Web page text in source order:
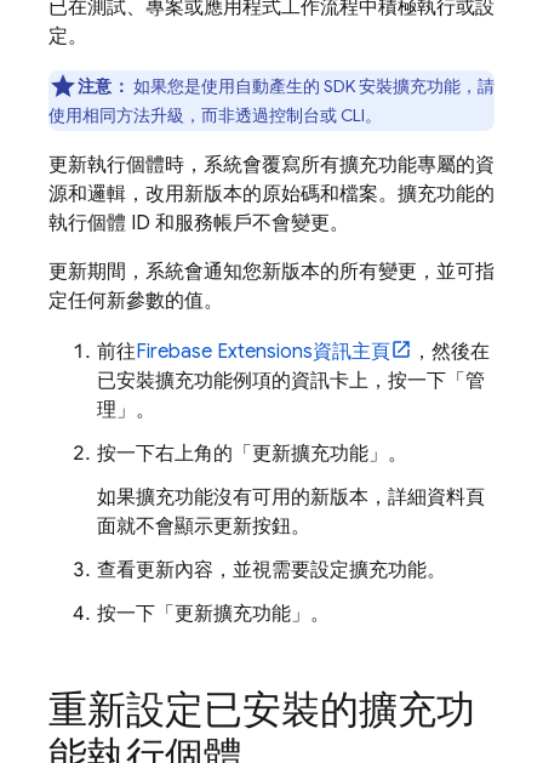
已在測試、專案或應用程式工作流程中積極執行或設
定。
注意： 如果您是使用自動產生的 SDK 安裝擴充功能，請
使用相同方法升級，而非透過控制台或 CLI。
更新執行個體時，系統會覆寫所有擴充功能專屬的資
源和邏輯，改用新版本的原始碼和檔案。擴充功能的
執行個體 ID 和服務帳戶不會變更。
更新期間，系統會通知您新版本的所有變更，並可指
定任何新參數的值。
前往Firebase Extensions資訊主頁
，然後在
已安裝擴充功能例項的資訊卡上，按一下「管
理」 。
按一下右上角的「更新擴充功能」 。
如果擴充功能沒有可用的新版本，詳細資料頁
面就不會顯示更新按鈕。
查看更新內容，並視需要設定擴充功能。
按一下「更新擴充功能」 。
重新設定已安裝的擴充功